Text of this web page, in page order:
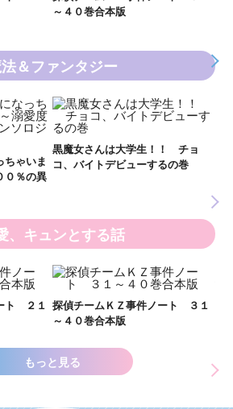
～２０巻合本版
＆ファンタジー
の巻
新 妖界ナビ・ルナ１～１１ 全
１１巻合本版
、キュンとする話
ト ３１ 探偵チームＫＺ事件ノート １１
～２０巻合本版
もっと見る